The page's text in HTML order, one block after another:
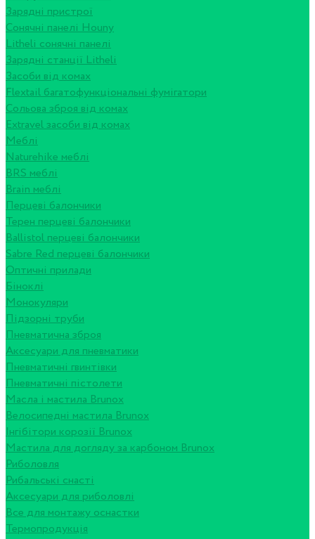
Зарядні пристрої
Сонячні панелі Houny
Litheli сонячні панелі
Зарядні станції Litheli
Засоби від комах
Flextail багатофункціональні фумігатори
Сольова зброя від комах
Extravel засоби від комах
Меблі
Naturehike меблі
BRS меблі
Brain меблі
Перцеві балончики
Терен перцеві балончики
Ballistol перцеві балончики
Sabre Red перцеві балончики
Оптичні прилади
Біноклі
Монокуляри
Підзорні труби
Пневматична зброя
Аксесуари для пневматики
Пневматичні гвинтівки
Пневматичні пістолети
Масла і мастила Brunox
Велосипедні мастила Brunox
Інгібітори корозії Brunox
Мастила для догляду за карбоном Brunox
Риболовля
Рибальські снасті
Аксесуари для риболовлі
Все для монтажу оснастки
Термопродукція